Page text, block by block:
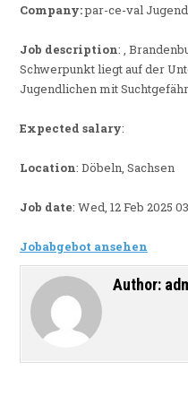
Company:par-ce-val
Job description: ,
Schwerpunkt liegt auf der
Jugendlichen mit
Expected salary:
Location: Döbeln, Sachsen
Job date: Wed, 12 Feb 2025
Jobabgebot ansehen
Author: